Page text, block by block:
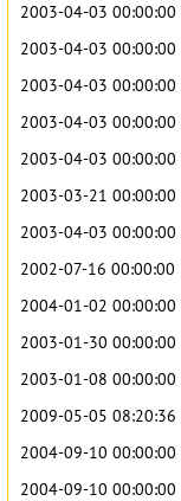
2003-04-03 00:00:00
2003-04-03 00:00:00
2003-04-03 00:00:00
2003-04-03 00:00:00
2003-04-03 00:00:00
2003-03-21 00:00:00
2003-04-03 00:00:00
2002-07-16 00:00:00
2004-01-02 00:00:00
2003-01-30 00:00:00
2003-01-08 00:00:00
2009-05-05 08:20:36
2004-09-10 00:00:00
2004-09-10 00:00:00